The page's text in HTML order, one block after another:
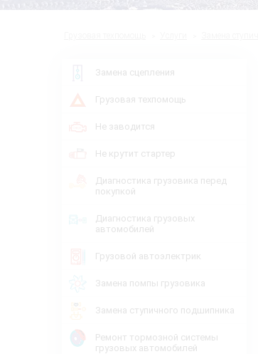
Замена сцепления
Грузовая техпомощь
Не заводится
Не крутит стартер
Диагностика грузовика перед
покупкой
Диагностика грузовых
автомобилей
Грузовой автоэлектрик
Замена помпы грузовика
Замена ступичного подшипника
Ремонт тормозной системы
грузовых автомобилей